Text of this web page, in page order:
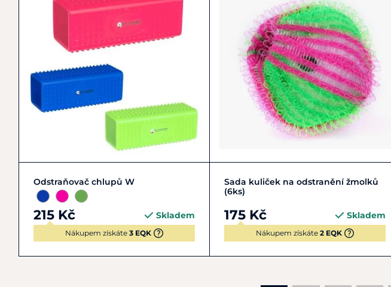
Zobrazit detail
Odstraňovač chlupů W
215 Kč Skladem
Nákupem získáte 3 EQK
Do košíku
Sada kuliček na odstranění žmolků
(6ks)
175 Kč Skladem
Nákupem získáte 2 EQK